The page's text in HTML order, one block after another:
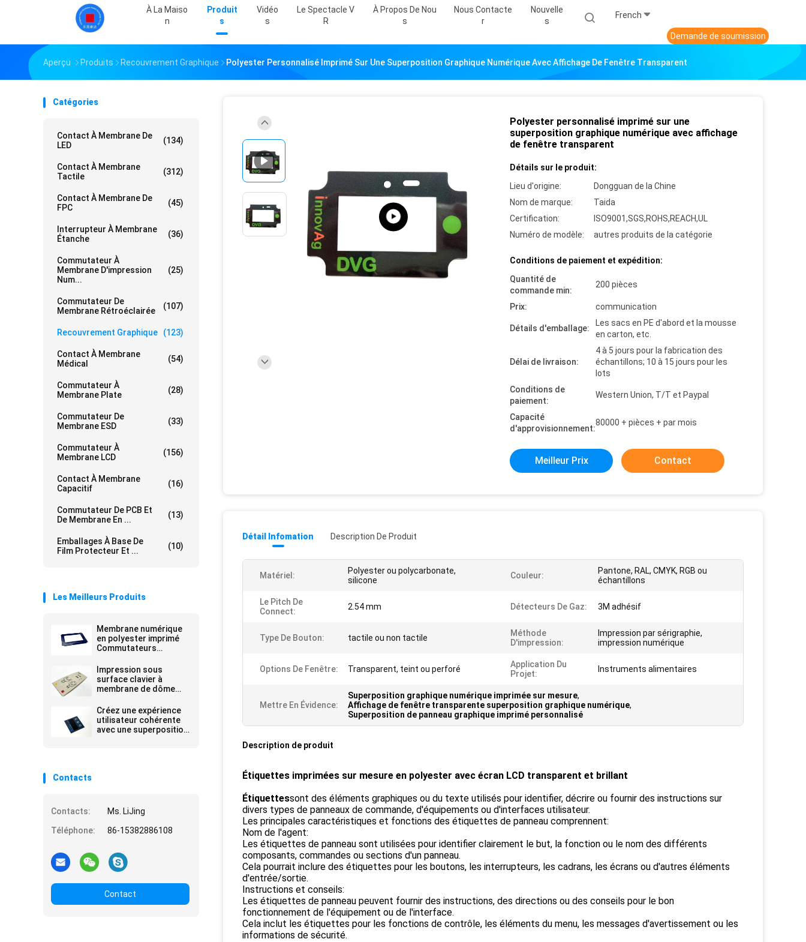
À La Maiso
N
Produit
S
Vidéo
S
Le Spectacle V
R
À Propos De Nou
S
Nous Contacte
R
Nouvelle
S
French
Demande de soumission
Aperçu Produits Recouvrement Graphique Polyester Personnalisé Imprimé Sur Une Superposition Graphique Numérique Avec Affichage De Fenêtre Transparent
Catégories
Contact À Membrane De
LED
(134)
Contact À Membrane
Tactile
(312)
Contact À Membrane De
FPC
(45)
Interrupteur À Membrane
Étanche
(36)
Commutateur À
Membrane D'impression
Num...
(25)
Commutateur De
Membrane Rétroéclairée
(107)
Recouvrement Graphique (123)
Contact À Membrane
Médical
(54)
Commutateur À
Membrane Plate
(28)
Commutateur De
Membrane ESD
(33)
Commutateur À
Membrane LCD
(156)
Contact À Membrane
Capacitif
(16)
Commutateur De PCB Et
De Membrane En ...
(13)
Emballages À Base De
Film Protecteur Et ...
(10)
Les Meilleurs Produits
Membrane numérique
en polyester imprimé
Commutateurs
superposés auto-
adhésif mate Plaque
de nom
Impression sous
surface clavier à
membrane de dôme
Poly Dome adhésif
Créez une expérience
utilisateur cohérente
avec une superposition
Contacts
Contacts:
Ms. LiJing
Téléphone:
86-15382886108
Contact
Polyester personnalisé imprimé sur une
superposition graphique numérique avec affichage
de fenêtre transparent
Détails sur le produit:
Lieu d'origine:
Dongguan de la Chine
Nom de marque:
Taida
Certification:
ISO9001,SGS,ROHS,REACH,UL
Numéro de modèle:
autres produits de la catégorie
Conditions de paiement et expédition:
Quantité de
commande min:
200 pièces
Prix: communication
Détails d'emballage:
Les sacs en PE d'abord et la mousse
en carton, etc.
Délai de livraison:
4 à 5 jours pour la fabrication des
échantillons; 10 à 15 jours pour les
lots
Conditions de
paiement:
Western Union, T/T et Paypal
Capacité
d'approvisionnement:
80000 + pièces + par mois
Meilleur Prix Contact
Détail Infomation Description De Produit
Matériel:
Polyester ou polycarbonate,
silicone
Couleur:
Pantone, RAL, CMYK, RGB ou
échantillons
Le Pitch De
Connect:
2.54 mm Détecteurs De Gaz: 3M adhésif
Type De Bouton: tactile ou non tactile
Méthode
D'impression:
Impression par sérigraphie,
impression numérique
Options De Fenêtre: Transparent, teint ou perforé
Application Du
Projet:
Instruments alimentaires
Mettre En Évidence:
Superposition graphique numérique imprimée sur mesure,
Affichage de fenêtre transparente superposition graphique numérique,
Superposition de panneau graphique imprimé personnalisé
Description de produit
Étiquettes imprimées sur mesure en polyester avec écran LCD transparent et brillant
Étiquettessont des éléments graphiques ou du texte utilisés pour identifier, décrire ou fournir des instructions sur
divers types de panneaux de commande, d'équipements ou d'interfaces utilisateur.
Les principales caractéristiques et fonctions des étiquettes de panneau comprennent:
Nom de l'agent:
Les étiquettes de panneau sont utilisées pour identifier clairement le but, la fonction ou le nom des différents
composants, commandes ou sections d'un panneau.
Cela pourrait inclure des étiquettes pour les boutons, les interrupteurs, les cadrans, les écrans ou d'autres éléments
d'entrée/sortie.
Instructions et conseils:
Les étiquettes de panneau peuvent fournir des instructions, des directions ou des conseils pour le bon
fonctionnement de l'équipement ou de l'interface.
Cela inclut les étiquettes pour les fonctions de contrôle, les éléments du menu, les messages d'avertissement ou les
informations de sécurité.